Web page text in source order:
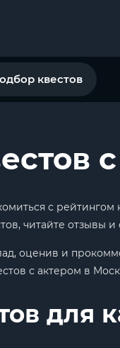
квестов
с
читайте отзывы
оценив и
с актером в
для